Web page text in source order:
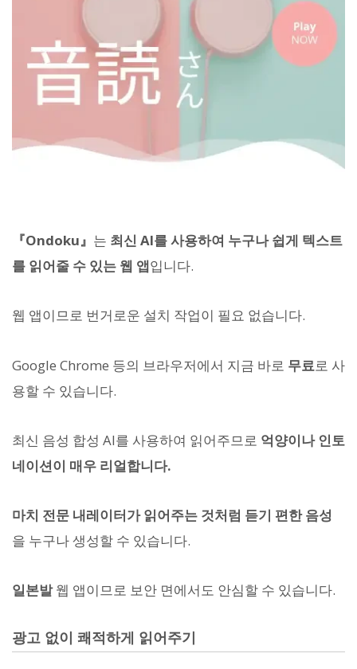
『Ondoku』 는 최신 AI를 사용하여 누구나 쉽게 텍스트
를 읽어줄 수 있는 웹 앱입니다.
웹 앱이므로 번거로운 설치 작업이 필요 없습니다.
Google Chrome 등의 브라우저에서 지금 바로 무료로 사
용할 수 있습니다.
최신 음성 합성 AI를 사용하여 읽어주므로 억양이나 인토
네이션이 매우 리얼합니다.
마치 전문 내레이터가 읽어주는 것처럼 듣기 편한 음성
을 누구나 생성할 수 있습니다.
일본발웹 앱이므로 보안 면에서도 안심할 수 있습니다.
광고 없이 쾌적하게 읽어주기